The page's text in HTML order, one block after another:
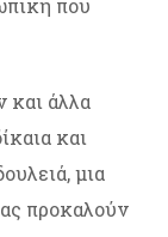
που
και άλλα
και
μια
προκαλούν